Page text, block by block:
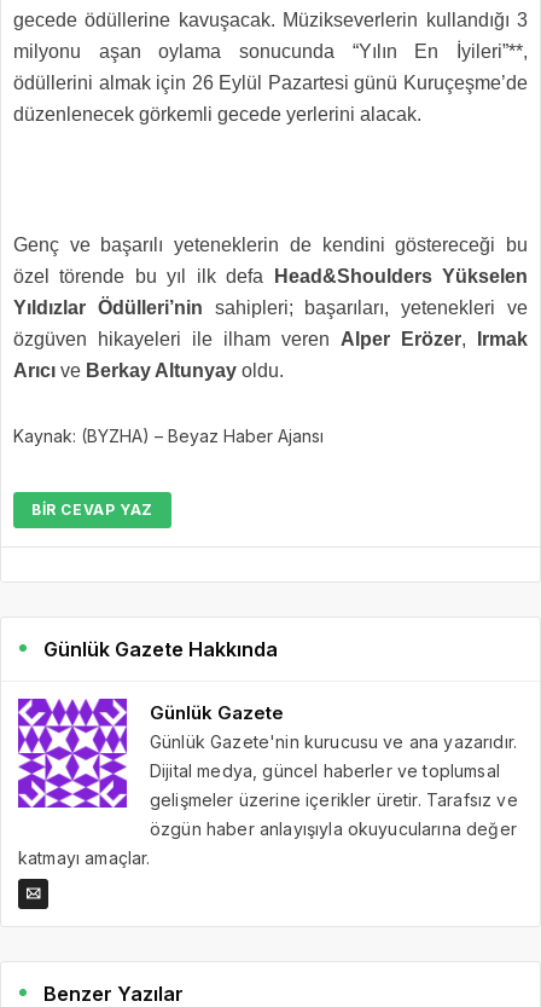
gecede ödüllerine kavuşacak. Müzikseverlerin kullandığı 3
milyonu aşan oylama sonucunda “Yılın En İyileri”**,
ödüllerini almak için 26 Eylül Pazartesi günü Kuruçeşme’de
düzenlenecek görkemli gecede yerlerini alacak.
Genç ve başarılı yeteneklerin de kendini göstereceği bu
özel törende bu yıl ilk defa
Head&Shoulders Yükselen
Yıldızlar Ödülleri’nin sahipleri; başarıları, yetenekleri ve
özgüven hikayeleri ile ilham veren Alper Erözer,
Irmak
Arıcı ve Berkay Altunyay oldu.
Kaynak: (BYZHA) – Beyaz Haber Ajansı
BIR CEVAP YAZ
Günlük Gazete Hakkında
Günlük Gazete
Günlük Gazete'nin kurucusu ve ana yazarıdır.
Dijital medya, güncel haberler ve toplumsal
gelişmeler üzerine içerikler üretir. Tarafsız ve
özgün haber anlayışıyla okuyucularına değer
katmayı amaçlar.
Benzer Yazılar